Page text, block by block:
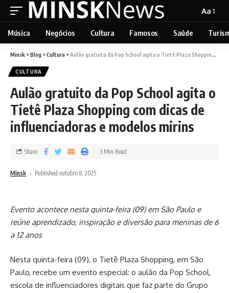
Aa
Música Negócios Cultura Famosos Saúde
Minsk >Blog >Cultura >Aulão gratuito da Pop School agita o Tietê Plaza Shopping com dicas de influenciadoras e modelos mirins
CULTURA
Aulão gratuito da Pop School agita o
Tietê Plaza Shopping com dicas de
influenciadoras e modelos mirins
Minsk Published outubro 8, 2025
Share 3 Min Read
Evento acontece nesta quinta-feira (09) em São Paulo e
reúne aprendizado, inspiração e diversão para meninas de 6
a 12 anos
Nesta quinta-feira (09), o Tietê Plaza Shopping, em São
Paulo, recebe um evento especial: o aulão da Pop School,
escola de influenciadores digitais que faz parte do Grupo